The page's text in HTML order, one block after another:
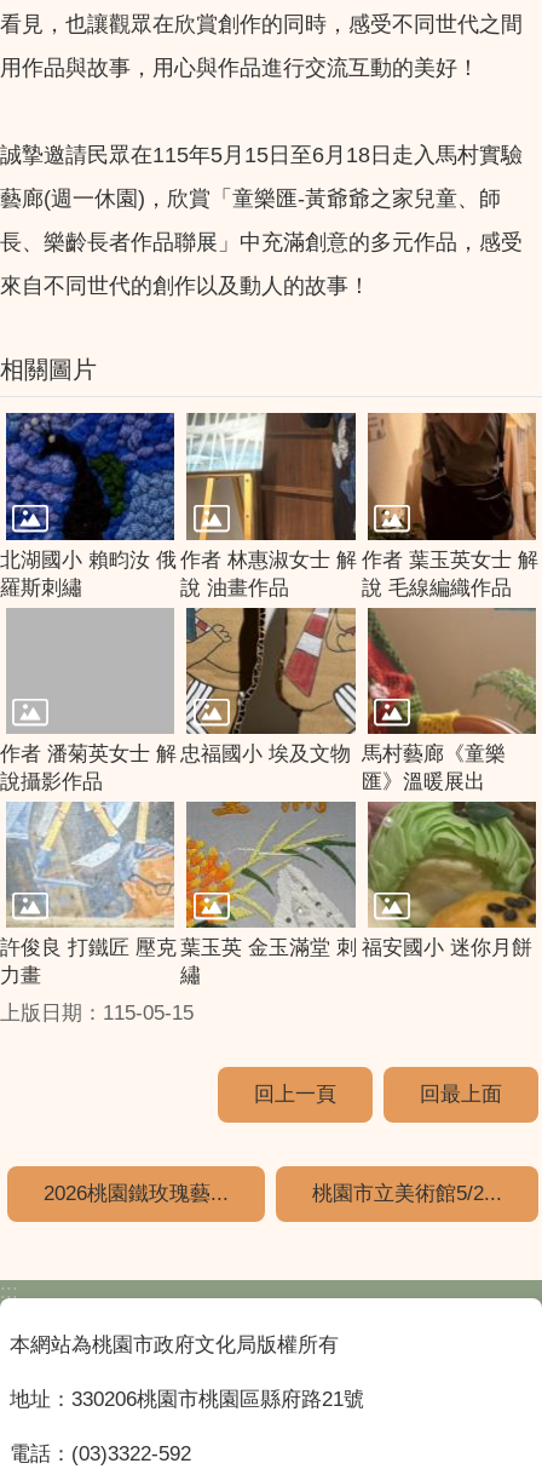
看見，也讓觀眾在欣賞創作的同時，感受不同世代之間
用作品與故事，用心與作品進行交流互動的美好！
誠摯邀請民眾在115年5月15日至6月18日走入馬村實驗
藝廊(週一休園)，欣賞「童樂匯-黃爺爺之家兒童、師
長、樂齡長者作品聯展」中充滿創意的多元作品，感受
來自不同世代的創作以及動人的故事！
相關圖片
北湖國小 賴畇汝 俄
羅斯刺繡
作者 林惠淑女士 解
說 油畫作品
作者 葉玉英女士 解
說 毛線編織作品
作者 潘菊英女士 解
說攝影作品
忠福國小 埃及文物 馬村藝廊《童樂
匯》溫暖展出
許俊良 打鐵匠 壓克
力畫
葉玉英 金玉滿堂 刺
繡
福安國小 迷你月餅
上版日期：115-05-15
回上一頁 回最上面
2026桃園鐵玫瑰藝... 桃園市立美術館5/2...
:::
本網站為桃園市政府文化局版權所有
地址：330206桃園市桃園區縣府路21號
電話：(03)3322-592